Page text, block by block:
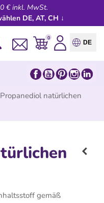
€ inkl. MwSt.
DE, AT, CH ↓
0
DE
Propanediol natürlichen
gemäß